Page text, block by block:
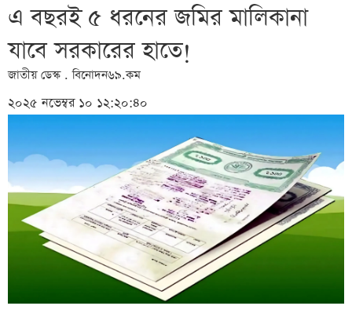
এ বছরই ৫ ধরনের জমির মালিকানা
যাবে সরকারের হাতে!
জাতীয় ডেস্ক . বিনোদন৬৯.কম
২০২৫ নভেম্বর ১০ ১২:২০:৪০